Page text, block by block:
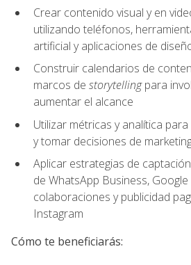
Crear contenido visual y en
utilizando teléfonos,
artificial y aplicaciones de
Construir calendarios de
marcos de storytellingpara
aumentar el alcance
Utilizar métricas y analítica
y tomar decisiones de
Aplicar estrategias de
de WhatsApp Business,
colaboraciones y publicidad
Instagram
Cómo te beneficiarás: